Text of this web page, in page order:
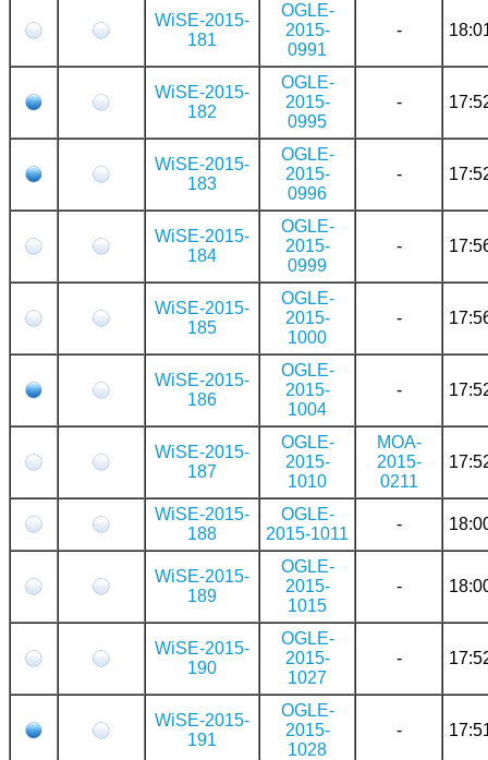
WiSE-2015-
181
OGLE-
2015-
0991
-
WiSE-2015-
182
OGLE-
2015-
0995
-
WiSE-2015-
183
OGLE-
2015-
0996
-
WiSE-2015-
184
OGLE-
2015-
0999
-
WiSE-2015-
185
OGLE-
2015-
1000
-
WiSE-2015-
186
OGLE-
2015-
1004
-
WiSE-2015-
187
OGLE-
2015-
1010
MOA-
2015-
0211
WiSE-2015-
188
OGLE-
2015-1011
-
WiSE-2015-
189
OGLE-
2015-
1015
-
WiSE-2015-
190
OGLE-
2015-
1027
-
WiSE-2015-
191
OGLE-
2015-
1028
-